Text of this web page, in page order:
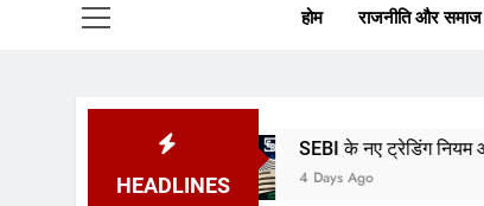
होम राजनीति और समाज
HEADLINES
SEBI के नए ट्रेडिंग नियम आज से लागू
4 Days Ago